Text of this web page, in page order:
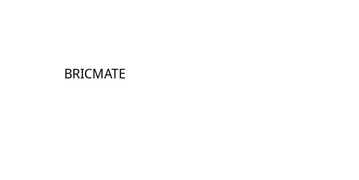
BRICMATE